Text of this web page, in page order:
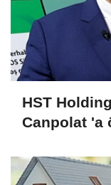
HST
Canpolat 'a